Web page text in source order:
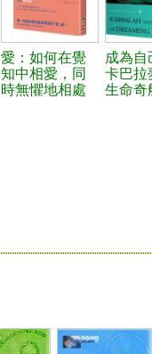
愛：如何在覺
知中相愛，同
時無懼地相處
成為自
卡巴拉
生命奇